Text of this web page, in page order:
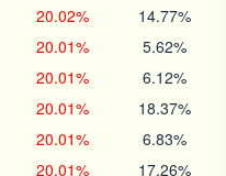
20.02% 14.77%
20.01% 5.62%
20.01% 6.12%
20.01% 18.37%
20.01% 6.83%
20.01% 17.26%